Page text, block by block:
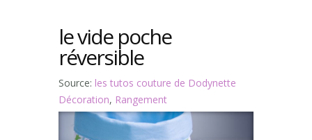
le vide poche
réversible
Source: les tutos couture de Dodynette
Décoration, Rangement